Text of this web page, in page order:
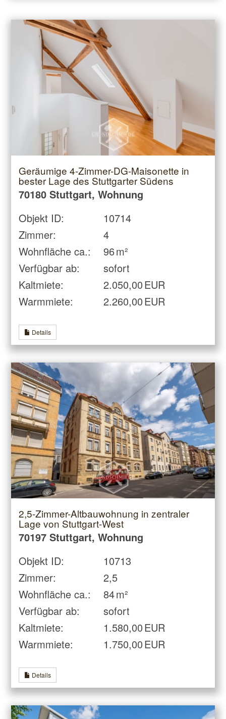
Geräumige 4-Zimmer-DG-Maisonette in
bester Lage des Stuttgarter Südens
70180 Stuttgart, Wohnung
Objekt ID:
10714
Zimmer:
4
Wohnfläche ca.:
96 m²
Verfügbar ab:
sofort
Kaltmiete:
2.050,00 EUR
Warmmiete:
2.260,00 EUR
Details
2,5-Zimmer-Altbauwohnung in zentraler
Lage von Stuttgart-West
70197 Stuttgart, Wohnung
Objekt ID:
10713
Zimmer:
2,5
Wohnfläche ca.:
84 m²
Verfügbar ab:
sofort
Kaltmiete:
1.580,00 EUR
Warmmiete:
1.750,00 EUR
Details